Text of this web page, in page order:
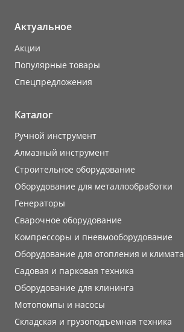
Актуальное
Акции
Популярные товары
Cпецпредложения
Каталог
Ручной инструмент
Алмазный инструмент
Строительное оборудование
Оборудование для металлообработки
Генераторы
Сварочное оборудование
Компрессоры и пневмооборудование
Оборудование для отопления и климата
Садовая и парковая техника
Оборудование для клининга
Мотопомпы и насосы
Складская и грузоподъемная техника